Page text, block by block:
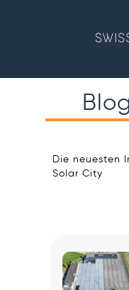
Die neuesten
Solar City